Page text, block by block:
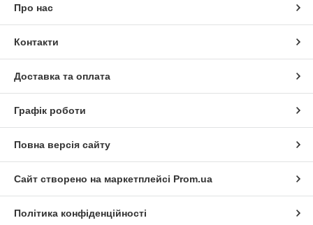
Про нас
Контакти
Доставка та оплата
Графік роботи
Повна версія сайту
Сайт створено на маркетплейсі Prom.ua
Політика конфіденційності